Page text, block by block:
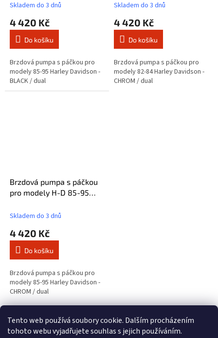
Tento web používá soubory cookie. Dalším procházením
tohoto webu vyjadřujete souhlas s jejich používáním.
Skladem do 3 dnů
4 420 Kč
Do košíku
Brzdová pumpa s páčkou pro
modely 85-95 Harley Davidson -
BLACK / dual
Skladem do 3 dnů
4 420 Kč
Do košíku
Brzdová pumpa s páčkou pro
modely 82-84 Harley Davidson -
CHROM / dual
Brzdová pumpa s páčkou
pro modely H-D 85-95
Skladem do 3 dnů
4 420 Kč
Do košíku
Brzdová pumpa s páčkou pro
modely 85-95 Harley Davidson -
CHROM / dual
O
v
9 položek celkem